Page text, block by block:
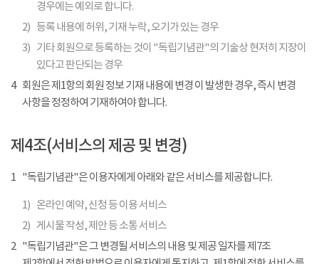
경우에는 예외로 합니다.
2) 등록 내용에 허위, 기재 누락, 오기가 있는 경우
3) 기타 회원으로 등록하는 것이 "독립기념관"의 기술상 현저히 지장이
있다고 판단되는 경우
4
회원은 제1항의 회원 정보 기재 내용에 변경 이 발생한 경우, 즉시 변경
사항을 정정하여 기재하여야 합니다.
제4조(서비스의 제공 및 변경)
1 "독립기념관"은 이용자에게 아래와 같은 서비스를 제공합니다.
1) 온라인 예약, 신청 등 이용 서비스
2) 게시물 작성, 제안 등 소통 서비스
2 "독립기념관"은 그 변경될 서비스의 내용 및 제공 일자를 제7조